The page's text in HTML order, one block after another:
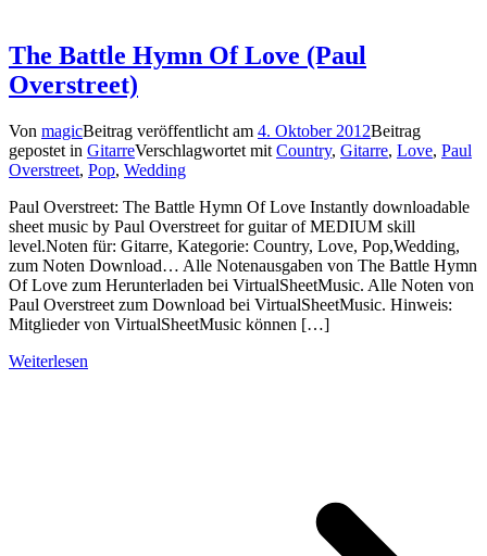
The Battle Hymn Of Love (Paul
Overstreet)
Von magicBeitrag veröffentlicht am 4. Oktober 2012Beitrag
gepostet in GitarreVerschlagwortet mit Country, Gitarre, Love, Paul
Overstreet, Pop, Wedding
Paul Overstreet: The Battle Hymn Of Love Instantly downloadable
sheet music by Paul Overstreet for guitar of MEDIUM skill
level.Noten für: Gitarre, Kategorie: Country, Love, Pop,Wedding,
zum Noten Download… Alle Notenausgaben von The Battle Hymn
Of Love zum Herunterladen bei VirtualSheetMusic. Alle Noten von
Paul Overstreet zum Download bei VirtualSheetMusic. Hinweis:
Mitglieder von VirtualSheetMusic können […]
Weiterlesen